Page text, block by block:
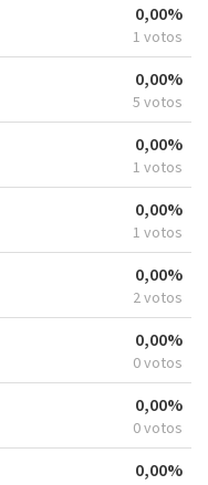
0,00%
1 votos
0,00%
5 votos
0,00%
1 votos
0,00%
1 votos
0,00%
2 votos
0,00%
0 votos
0,00%
0 votos
0,00%